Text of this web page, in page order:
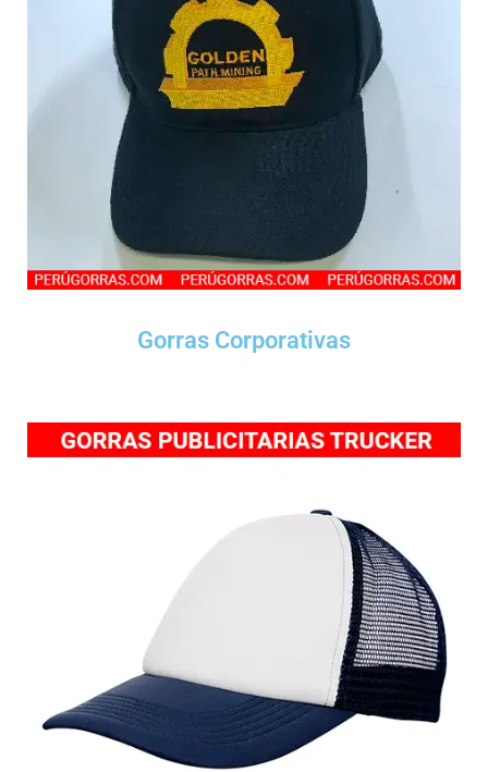
Gorras Corporativas